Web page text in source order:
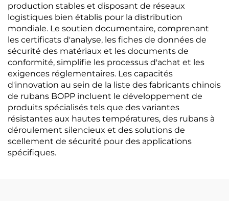
production stables et disposant de réseaux
logistiques bien établis pour la distribution
mondiale. Le soutien documentaire, comprenant
les certificats d'analyse, les fiches de données de
sécurité des matériaux et les documents de
conformité, simplifie les processus d'achat et les
exigences réglementaires. Les capacités
d'innovation au sein de la liste des fabricants chinois
de rubans BOPP incluent le développement de
produits spécialisés tels que des variantes
résistantes aux hautes températures, des rubans à
déroulement silencieux et des solutions de
scellement de sécurité pour des applications
spécifiques.